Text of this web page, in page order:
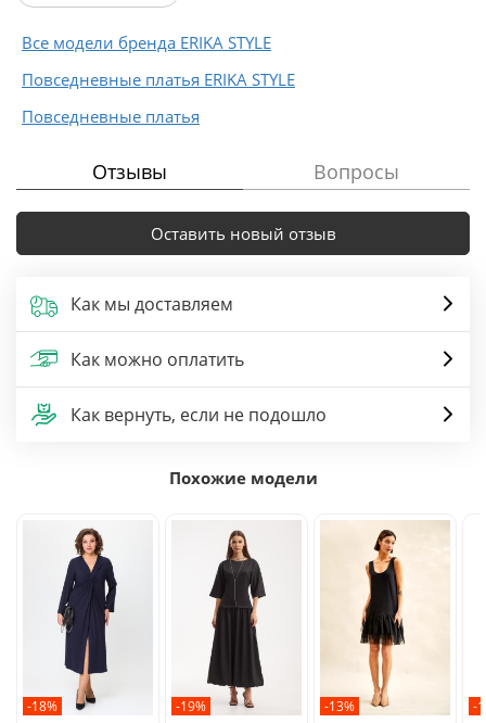
Все модели бренда ERIKA STYLE
Повседневные платья ERIKA STYLE
Повседневные платья
Отзывы Вопросы
Оставить новый отзыв
Как мы доставляем
Как можно оплатить
Как вернуть, если не подошло
Похожие модели
-18% -19% -13% -